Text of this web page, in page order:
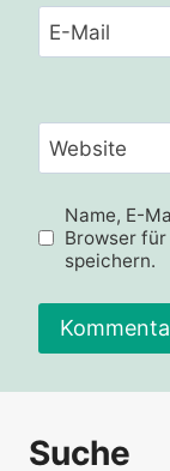
E-Mail
Website
Name, E-
Browser
speichern.
Suche